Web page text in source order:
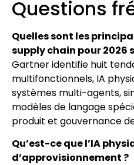
Questions
Quelles sont les
supply chain pour 2026
Gartner identifie huit
multifonctionnels, IA
systèmes multi-agents,
modèles de langage
produit et gouvernance
Qu’est-ce que l’IA
d’approvisionnement ?